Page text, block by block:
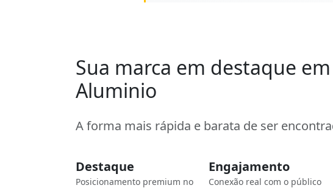
Sua marca em destaque
Aluminio
A forma mais rápida e barata de ser
Destaque
Posicionamento premium no
Engajamento
Conexão real com o público